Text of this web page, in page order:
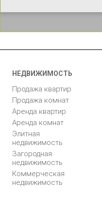
НЕДВИЖИМОСТЬ
Продажа квартир
Продажа комнат
Аренда квартир
Аренда комнат
Элитная
недвижимость
Загородная
недвижимость
Коммерческая
недвижимость